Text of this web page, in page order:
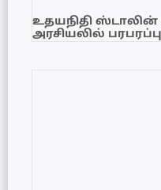
உதயநிதி ஸ்டாலின்
அரசியலில்